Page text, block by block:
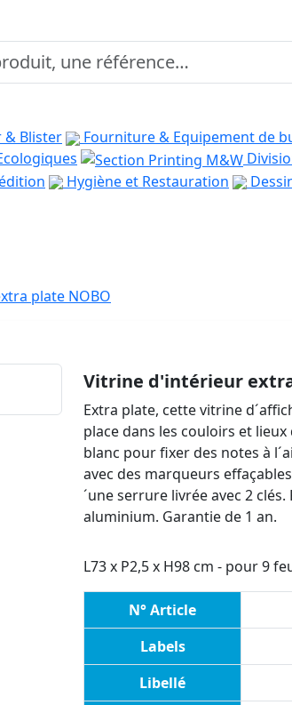
& Blister Fourniture & Equipement de
Hygiène et Restauration
plate NOBO
Vitrine d'intérieur
Extra plate, cette vitrine
place dans les couloirs et
blanc pour fixer des notes à
avec des marqueurs
´une serrure livrée avec 2
aluminium. Garantie de 1 an.
L73 x P2,5 x H98 cm - pour 9
N° Article
Labels
Libellé